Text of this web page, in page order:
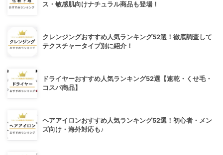
ス・敏感肌向けナチュラル商品も登場！
クレンジングおすすめ人気ランキング52選！徹底調査して
テクスチャータイプ別に紹介！
ドライヤーおすすめ人気ランキング52選【速乾・くせ毛・
コスパ商品】
ヘアアイロンおすすめ人気ランキング52選！初心者・メン
ズ向け・海外対応も♪